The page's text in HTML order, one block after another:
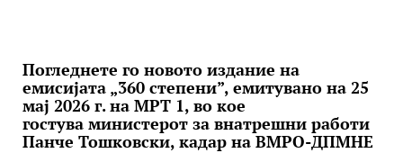
Погледнете го новото издание на
емисијата „360 степени”, емитувано на 25
мај 2026 г. на МРТ 1, во кое
гостува министерот за внатрешни работи
Панче Тошковски, кадар на ВМРО-ДПМНЕ